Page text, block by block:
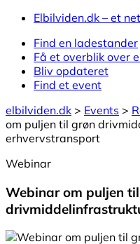
Elbilviden.dk – et
Find en ladestander
Få et overblik over
Bliv opdateret
Find et event
elbilviden.dk > Events >
om puljen til grøn
erhvervstransport
Webinar
Webinar om puljen